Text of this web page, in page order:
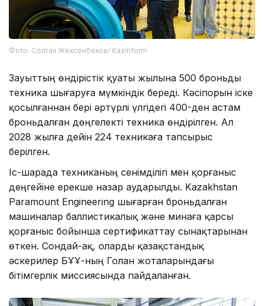
Фото: Солтан Жексенбеков/ Kazinform
Зауыттың өндірістік қуаты жылына 500 броньды
техника шығаруға мүмкіндік береді. Кәсіпорын іске
қосылғаннан бері әртүрлі үлгідегі 400-ден астам
броньдалған дөңгелекті техника өндірілген. Ал
2028 жылға дейін 224 техникаға тапсырыс
берілген.
Іс-шарада техниканың сенімділігі мен қорғаныс
деңгейіне ерекше назар аударылды. Kazakhstan
Paramount Engineering шығарған броньдалған
машиналар баллистикалық және минаға қарсы
қорғаныс бойынша сертификаттау сынақтарынан
өткен. Сондай-ақ, оларды қазақстандық
әскерилер БҰҰ-ның Голан жоталарындағы
бітімгерлік миссиясында пайдаланған.